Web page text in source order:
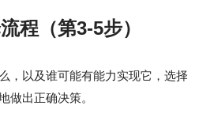
程（第3-5步）
，以及谁可能有能力实现它，选择
做出正确决策。